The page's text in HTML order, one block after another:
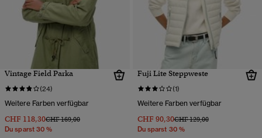
Vintage Field Parka
(24)
Weitere Farben verfügbar
CHF 118,30Preis wurde reduziert von
CHF 169,00bis
Du sparst 30 %
Fuji Lite Steppweste
(1)
Weitere Farben verfügbar
CHF 90,30Preis wurde reduziert von
CHF 129,00bis
Du sparst 30 %